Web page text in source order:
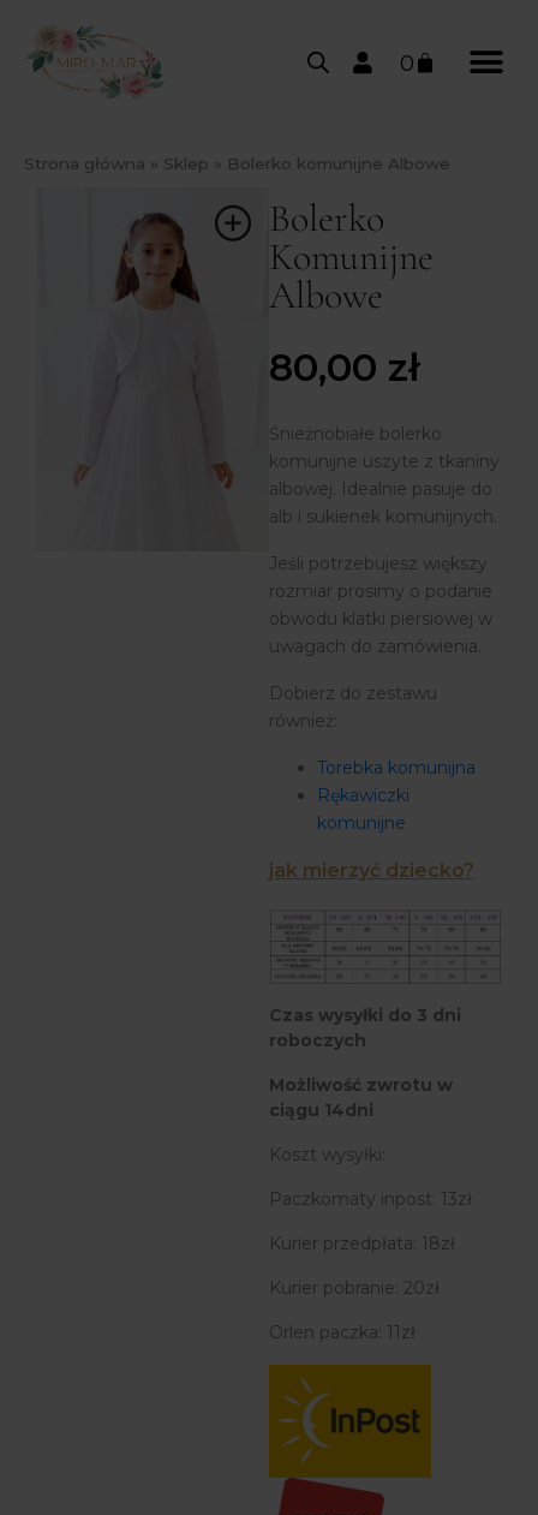
0
Strona główna » Sklep » Bolerko komunijne Albowe
Bolerko
Komunijne
Albowe
80,00 zł
Śnieżnobiałe bolerko
komunijne uszyte z tkaniny
albowej. Idealnie pasuje do
alb i sukienek komunijnych.
Jeśli potrzebujesz większy
rozmiar prosimy o podanie
obwodu klatki piersiowej w
uwagach do zamówienia.
Dobierz do zestawu
również:
Torebka komunijna
Rękawiczki
komunijne
jak mierzyć dziecko?
Czas wysyłki do 3 dni
roboczych
Możliwość zwrotu w
ciągu 14dni
Koszt wysyłki:
Paczkomaty inpost: 13zł
Kurier przedpłata: 18zł
Kurier pobranie: 20zł
Orlen paczka: 11zł